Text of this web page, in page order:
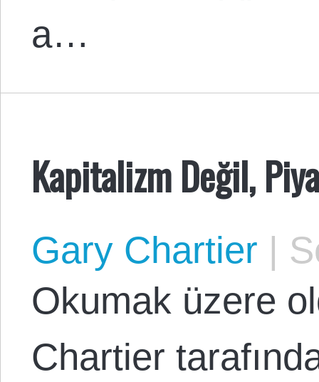
а…
Kapitalizm Değil,
Gary Chartier |
Okumak üzere
Chartier